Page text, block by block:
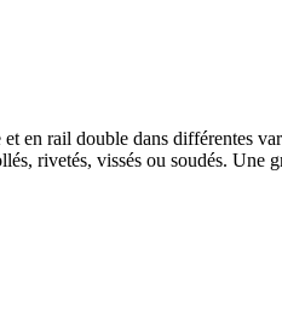
en rail double dans différentes
rivetés, vissés ou soudés. Une